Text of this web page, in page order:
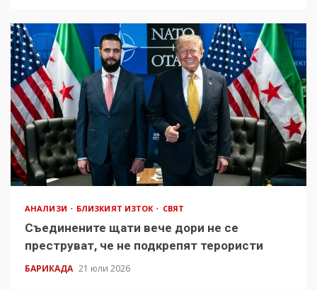
АНАЛИЗИ БЛИЗКИЯТ ИЗТОК СВЯТ
Съединените щати вече дори не се
преструват, че не подкрепят терористи
БАРИКАДА 21 юли 2026